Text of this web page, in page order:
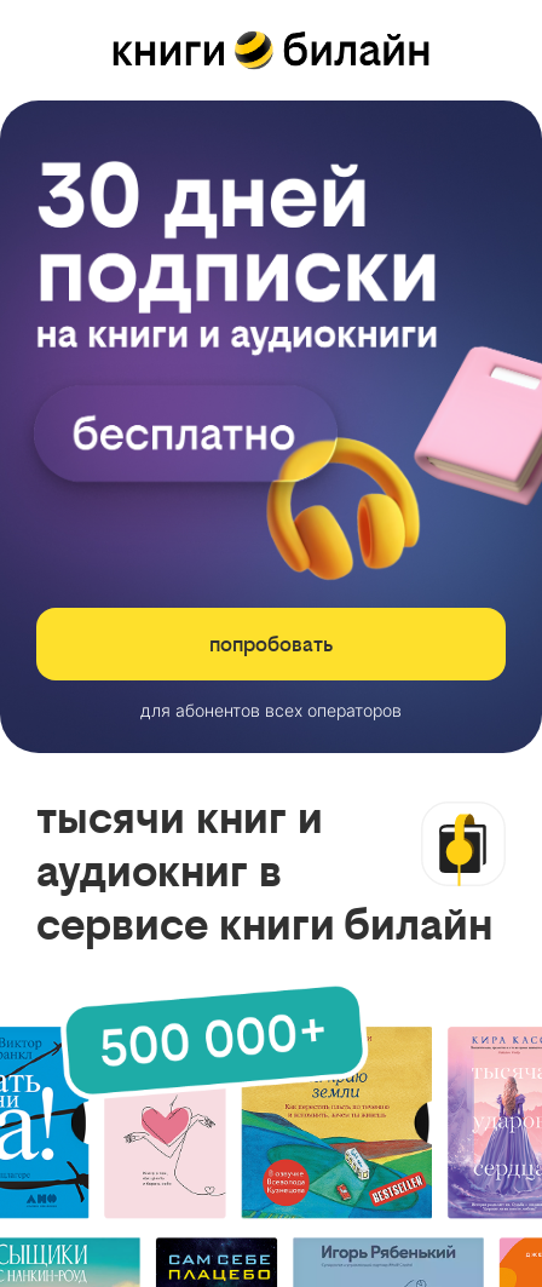
попробовать
для абонентов всех операторов
тысячи книг и
аудиокниг в
сервисе книги билайн